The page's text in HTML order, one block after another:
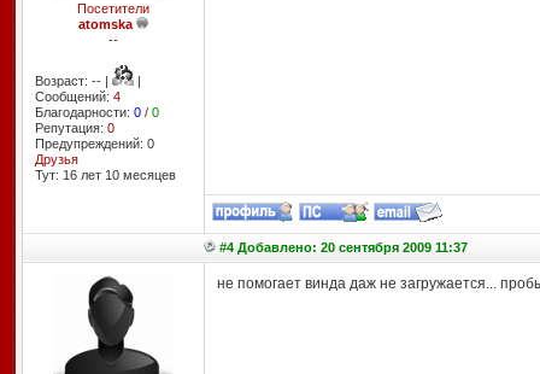
Посетители
atomska
--
Возраст: -- |
|
Сообщений: 4
Благодарности: 0/ 0
Репутация: 0
Предупреждений: 0
Друзья
Тут: 16 лет 10 месяцев
#4 Добавлено: 20 сентября 2009 11:37
не помогает винда даж не загружается...